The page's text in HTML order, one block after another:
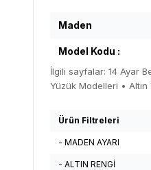
Maden
Model Kodu :
İlgili sayfalar: 14 Ayar
Yüzük Modelleri •
Ürün Filtreleri
- MADEN AYARI
- ALTIN RENGİ